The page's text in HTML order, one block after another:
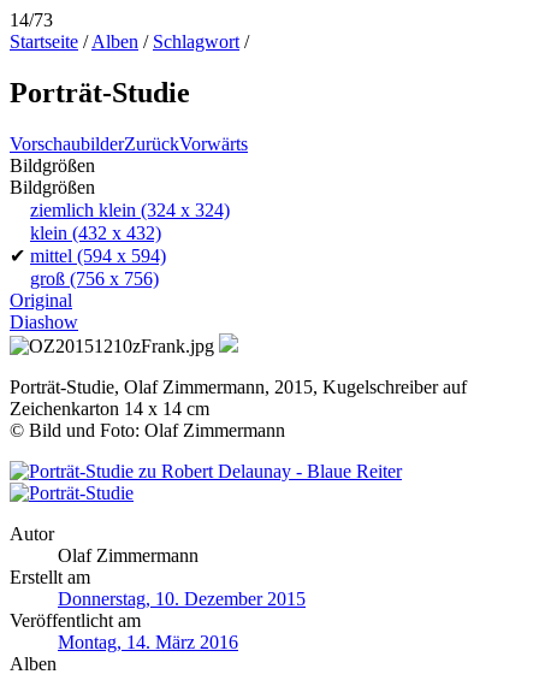
14/73
Startseite /Alben / Schlagwort /
Porträt-Studie
VorschaubilderZurückVorwärts
Bildgrößen
Bildgrößen
ziemlich klein (324 x 324)
klein (432 x 432)
✔ mittel (594 x 594)
groß (756 x 756)
Original
Diashow
Porträt-Studie, Olaf Zimmermann, 2015, Kugelschreiber auf
Zeichenkarton 14 x 14 cm
© Bild und Foto: Olaf Zimmermann
Autor
Olaf Zimmermann
Erstellt am
Donnerstag, 10. Dezember 2015
Veröffentlicht am
Montag, 14. März 2016
Alben